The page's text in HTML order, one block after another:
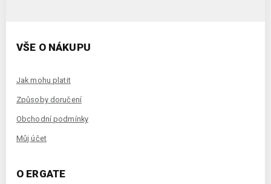
VŠE O NÁKUPU
Jak mohu platit
Způsoby doručení
Obchodní podmínky
Můj účet
O ERGATE